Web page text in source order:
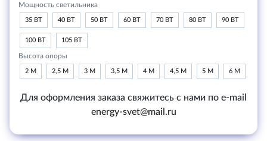
Мощность светильника
35 ВТ 40 ВТ 50 ВТ 60 ВТ 70 ВТ 80 ВТ 90 ВТ
100 ВТ 105 ВТ
Высота опоры
2 М 2,5 М 3 М 3,5 М 4 М 4,5 М 5 М 6 М
Для оформления заказа свяжитесь с нами по e-mail
energy-svet@mail.ru